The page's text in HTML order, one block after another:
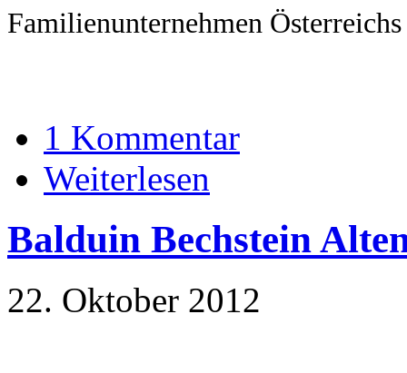
Familienunternehmen
1 Kommentar
Weiterlesen
Balduin Bechstein
22. Oktober 2012